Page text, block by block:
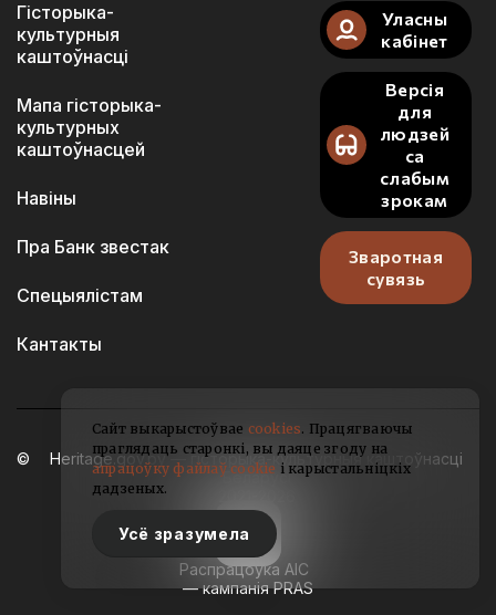
Гісторыка-
культурныя
каштоўнасці
Мапа гісторыка-
культурных
каштоўнасцей
Навіны
Пра Банк звестак
Спецыялістам
Кантакты
Уласны
кабінет
Версія
для
людзей
са
слабым
зрокам
Зваротная
сувязь
Heritage.gov.by — гісторыка-культурныя каштоўнасці
Беларусі
Распрацоўка АІС
— кампанія PRAS
Сайт выкарыстоўвае cookies. Працягваючы
праглядаць старонкі, вы даяце згоду на
апрацоўку файлаў cookie і карыстальніцкіх
дадзеных.
Усё зразумела